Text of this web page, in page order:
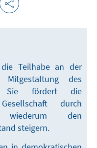
Teilhabe an der
des
Sie fördert die
durch
wiederum den
steigern.